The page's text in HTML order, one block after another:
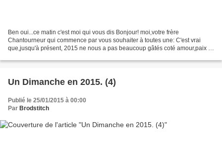
Ben oui...ce matin c'est moi qui vous dis Bonjour! moi,votre frère
Chantourneur qui commence par vous souhaiter à toutes une: C'est vrai
que,jusqu'à présent, 2015 ne nous a pas beaucoup gâtés coté amour,paix et
Un Dimanche en 2015. (4)
Publié le 25/01/2015 à 00:00
Par Brodstitch